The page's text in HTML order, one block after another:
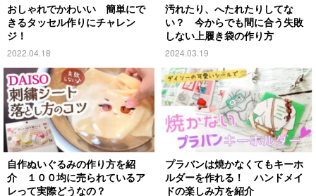
おしゃれでかわいい 簡単にで
きるタッセル作りにチャレン
ジ！
2022.04.18
汚れたり、へたれたりしてな
い？ 今からでも間に合う失敗
しない上履き袋の作り方
2024.03.19
自作ぬいぐるみの作り方を紹
介 １００均に売られているア
レって実際どうなの？
プラバンは焼かなくてもキーホ
ルダーを作れる！ ハンドメイ
ドの楽しみ方を紹介